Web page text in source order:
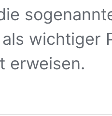
wichtiger
erweisen.